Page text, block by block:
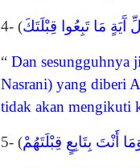
4- (آَيَةٍ مَا تَبِعُوا قِبْلَتَكَ
“ Dan sesungguhnya
Nasrani) yang diberi
tidak akan mengikuti
5- (أَنْتَ بِتَابِعٍ قِبْلَتَهُمْ